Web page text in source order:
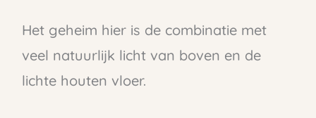
Het geheim hier is de combinatie met
veel natuurlijk licht van boven en de
lichte houten vloer.